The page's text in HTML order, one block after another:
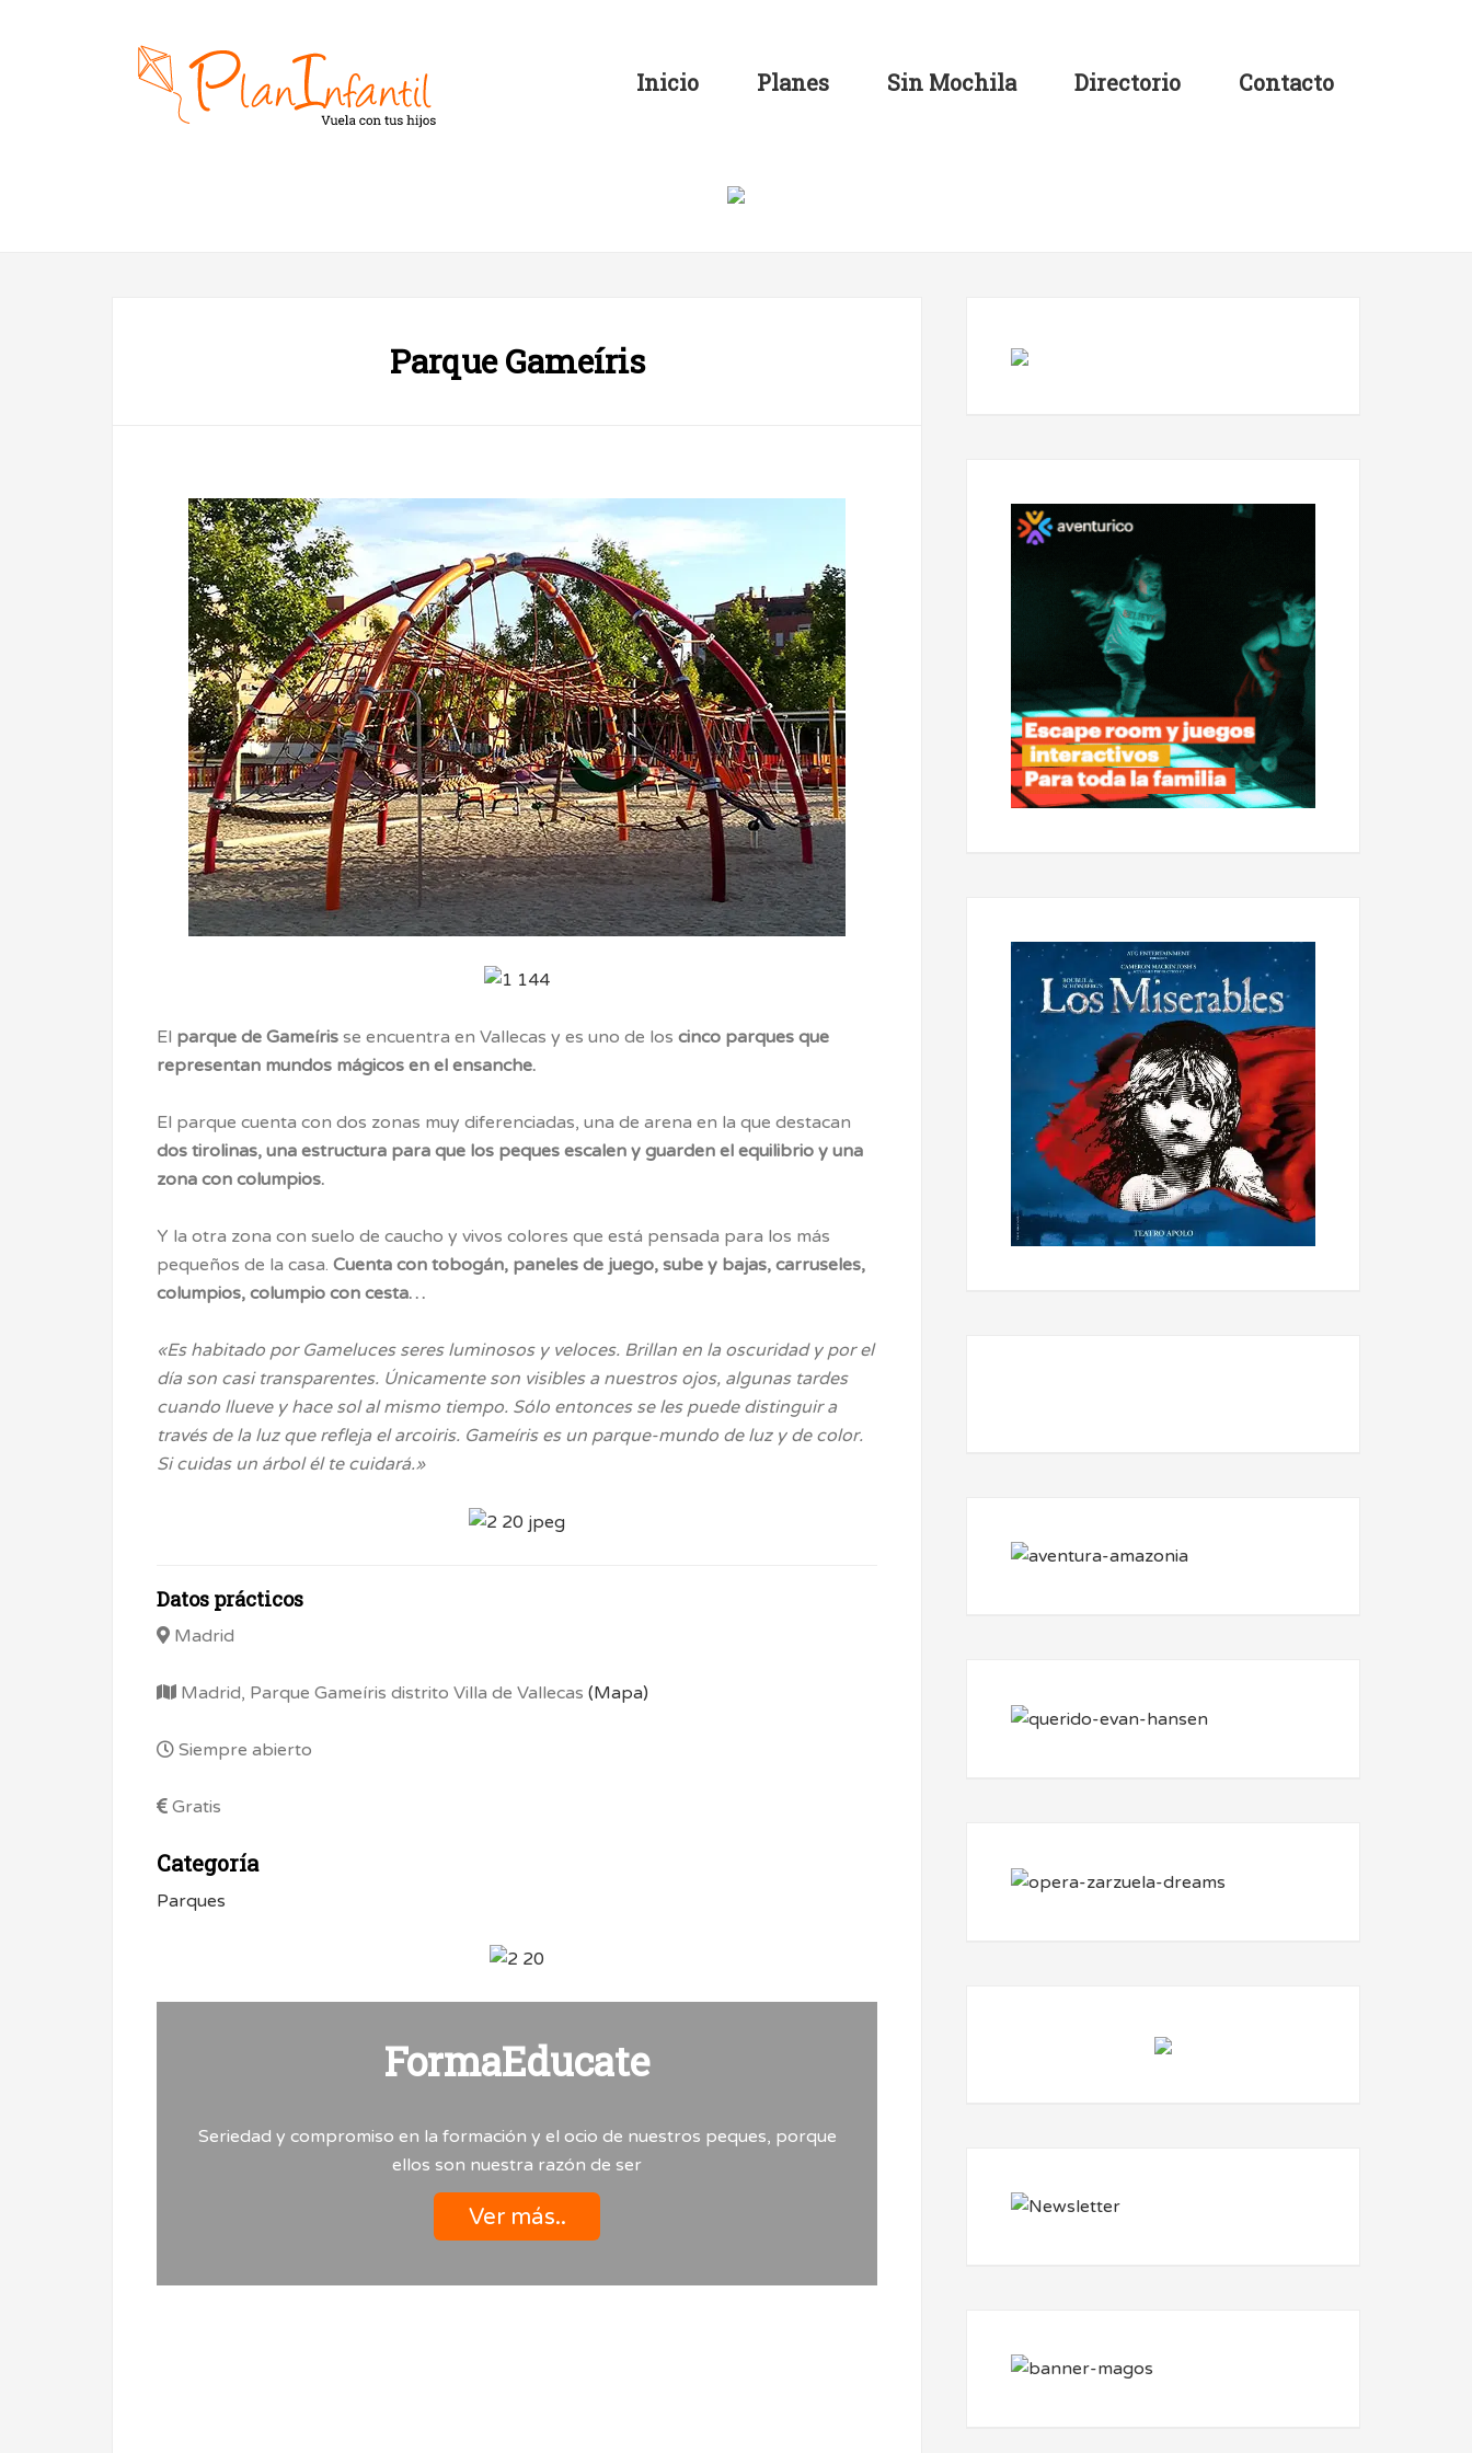
Inicio Planes Sin Mochila Directorio Contacto
Parque Gameíris
El parque de Gameíris se encuentra en Vallecas y es uno de los cinco parques que
representan mundos mágicos en el ensanche.
El parque cuenta con dos zonas muy diferenciadas, una de arena en la que destacan
dos tirolinas, una estructura para que los peques escalen y guarden el equilibrio y una
zona con columpios.
Y la otra zona con suelo de caucho y vivos colores que está pensada para los más
pequeños de la casa. Cuenta con tobogán, paneles de juego, sube y bajas, carruseles,
columpios, columpio con cesta…
«Es habitado por Gameluces seres luminosos y veloces. Brillan en la oscuridad y por el
día son casi transparentes. Únicamente son visibles a nuestros ojos, algunas tardes
cuando llueve y hace sol al mismo tiempo. Sólo entonces se les puede distinguir a
través de la luz que refleja el arcoiris. Gameíris es un parque-mundo de luz y de color.
Si cuidas un árbol él te cuidará.»
Datos prácticos
Madrid
Madrid, Parque Gameíris distrito Villa de Vallecas (Mapa)
Siempre abierto
Gratis
Categoría
Parques
FormaEducate
Seriedad y compromiso en la formación y el ocio de nuestros peques, porque
ellos son nuestra razón de ser
Ver más..